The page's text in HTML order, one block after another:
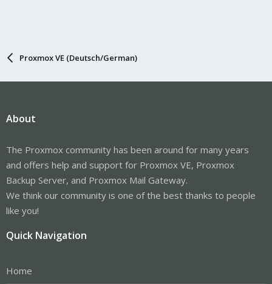
Proxmox VE (Deutsch/German)
About
The Proxmox community has been around for many years
and offers help and support for Proxmox VE, Proxmox
Backup Server, and Proxmox Mail Gateway.
We think our community is one of the best thanks to people
like you!
Quick Navigation
Home